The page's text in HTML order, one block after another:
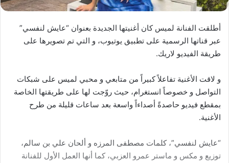
أطلقت الفنانة لميس كان أغنيتها الجديدة بعنوان “عايش لنفسي”
عبر قناتها الرسمية على تطبيق يوتيوب، و التي تم تصويرها على
طريقة الفيديو لاريك.
و لاقت الأغنية تفاعلاً كبيراً من متابعي و محبي لميس على شبكات
التواصل و خصوصاً انستغرام، حيث روّجت لها على طريقتها الخاصة
بمقطع فيديو حاصدةً أصداءاً واسعة بعد ساعات قليلة من طرح
الأغنية.
“عايش لنفسي”، كلمات مصطفى المرزه و ألحان علي بن سالم،
توزيع و مكس و ماستر عمرو العزبي، كما أنها العمل الأول للفنانة